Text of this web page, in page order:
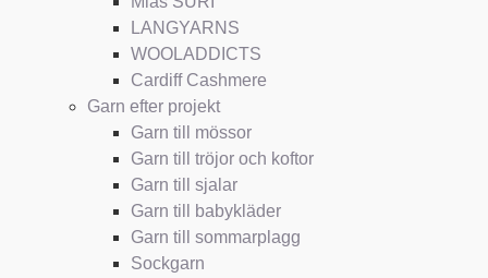
LANGYARNS
WOOLADDICTS
Cardiff Cashmere
Garn efter projekt
Garn till mössor
Garn till tröjor och koftor
Garn till sjalar
Garn till babykläder
Garn till sommarplagg
Sockgarn